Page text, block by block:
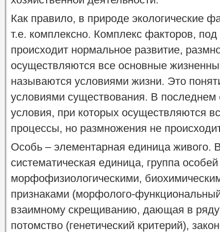
Как правило, в природе экологические
т.е. комплексно. Комплекс факторов,
происходит нормальное развитие,
осуществляются все основные
называются условиями жизни. Это
условиями существования. В последнем
условия, при которых осуществляются
процессы, но размножения не
Особь – элементарная единица живого.
систематическая единица, группа
морфофизиологическими,
признаками (морфолого-
взаимному скрещиванию, дающая в
потомство (генетический критерий),